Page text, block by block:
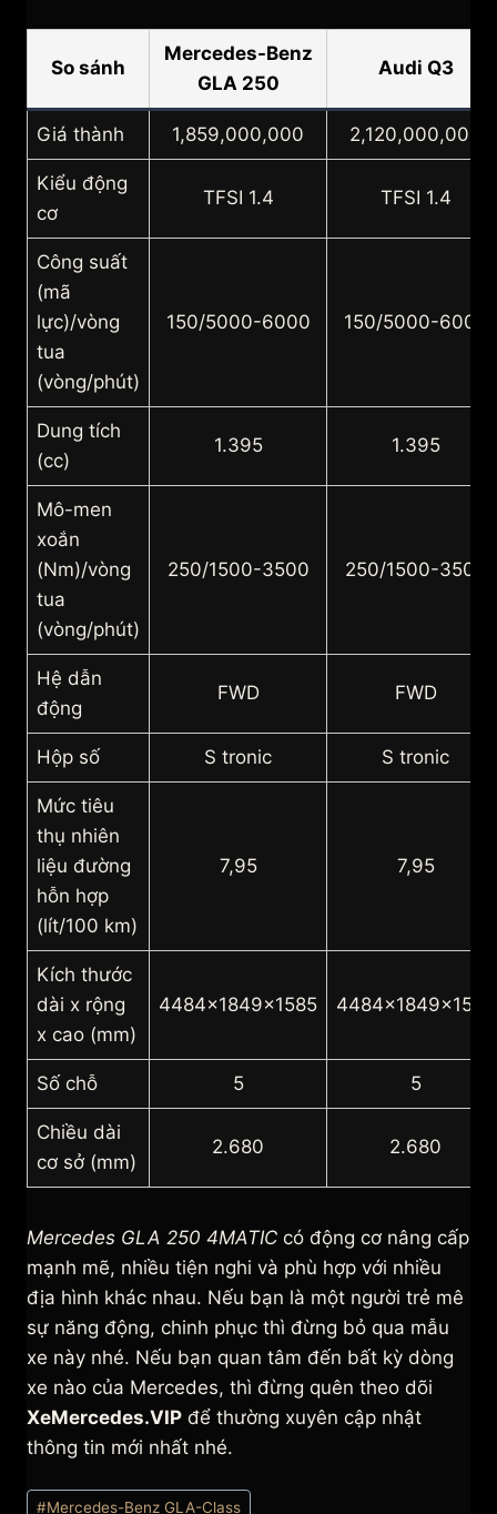
So sánh
Mercedes-Benz
GLA 250
Audi Q3
Giá thành 1,859,000,000 2,120,000,000
Kiểu động
cơ
TFSI 1.4 TFSI 1.4
Công suất
(mã
lực)/vòng
tua
(vòng/phút)
150/5000-6000 150/5000-6000
Dung tích
(cc)
1.395 1.395
Mô-men
xoắn
(Nm)/vòng
tua
(vòng/phút)
250/1500-3500 250/1500-3500
Hệ dẫn
động
FWD FWD
Hộp số S tronic S tronic
Mức tiêu
thụ nhiên
liệu đường
hỗn hợp
(lít/100 km)
7,95 7,95
Kích thước
dài x rộng
x cao (mm)
4484x1849x1585 4484x1849x1585
Số chỗ 5 5
Chiều dài
cơ sở (mm)
2.680 2.680
Mercedes GLA 250 4MATIC có động cơ nâng cấp
mạnh mẽ, nhiều tiện nghi và phù hợp với nhiều
địa hình khác nhau. Nếu bạn là một người trẻ mê
sự năng động, chinh phục thì đừng bỏ qua mẫu
xe này nhé. Nếu bạn quan tâm đến bất kỳ dòng
xe nào của Mercedes, thì đừng quên theo dõi
XeMercedes.VIP để thường xuyên cập nhật
thông tin mới nhất nhé.
Post
#Mercedes-Benz GLA-Class